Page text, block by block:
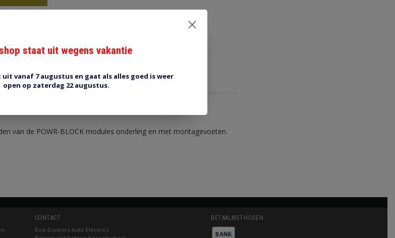
(0) Tags (0)
van de POWR-BLOCK modules onderling en met montagevoeten.
CONTACT
Rick Donkers Auto Electrics
BETAALMETHODEN
staat uit wegens vakantie
vanaf 7 augustus en gaat als alles goed is weer
open op zaterdag 22 augustus.